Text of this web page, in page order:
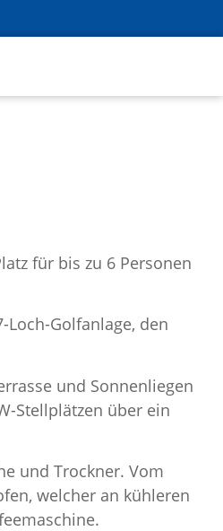
für bis zu 6 Personen
Golfanlage, den
und Sonnenliegen
Stellplätzen über ein
und Trockner. Vom
welcher an kühleren